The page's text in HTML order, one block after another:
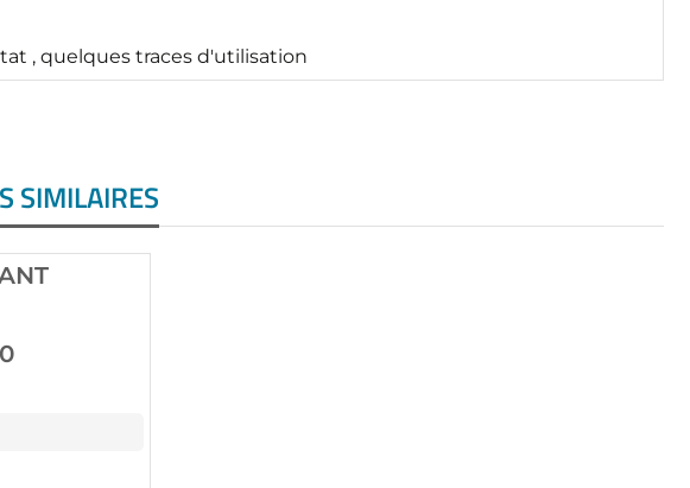
, quelques traces d'utilisation
SIMILAIRES